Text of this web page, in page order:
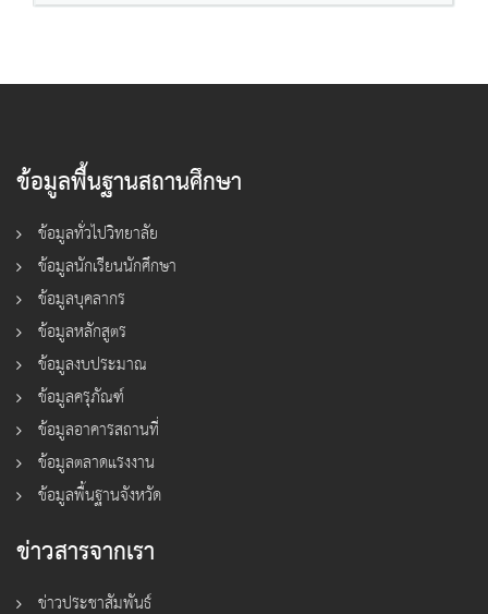
ข้อมูลพื้นฐานสถานศึกษา
ข้อมูลทั่วไปวิทยาลัย
ข้อมูลนักเรียนนักศึกษา
ข้อมูลบุคลากร
ข้อมูลหลักสูตร
ข้อมูลงบประมาณ
ข้อมูลครุภัณฑ์
ข้อมูลอาคารสถานที่
ข้อมูลตลาดแรงงาน
ข้อมูลพื้นฐานจังหวัด
ข่าวสารจากเรา
ข่าวประชาสัมพันธ์